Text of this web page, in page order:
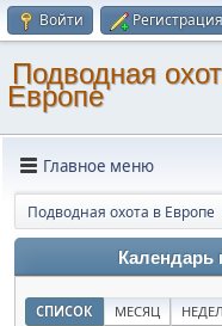
Войти Регистрация
Подводная
Европе
Главное меню
Подводная охота в Европе
Календарь
СПИСОК МЕСЯЦ